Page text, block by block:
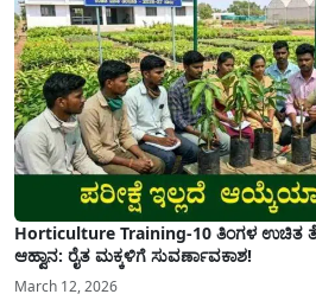
Horticulture Training-10 ತಿಂಗಳ ಉಚಿತ
ಆಹ್ವಾನ: ರೈತ ಮಕ್ಕಳಿಗೆ ಸುವರ್ಣಾವಕಾಶ!
March 12, 2026